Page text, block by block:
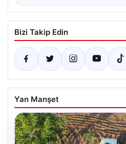
Bizi Takip Edin
Yan Manşet